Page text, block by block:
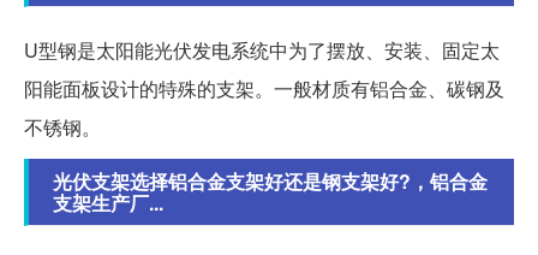
U型钢是太阳能光伏发电系统中为了摆放、安装、固定太
阳能面板设计的特殊的支架。一般材质有铝合金、碳钢及
不锈钢。
光伏支架选择铝合金支架好还是钢支架好?，铝合金
支架生产厂...